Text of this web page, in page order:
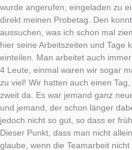
wurde angerufen, eingeladen zu
direkt meinen Probetag. Den
aussuchen, was ich schon mal
hier seine Arbeitszeiten und Tage
einteilen. Man arbeitet auch
4 Leute, einmal waren wir sogar
zu viel! Wir hatten auch einen
zweit da. Es war jemand ganz
und jemand, der schon länger
jedoch nicht so gut, so dass er
Dieser Punkt, dass man nicht
glaube, wenn die Teamarbeit